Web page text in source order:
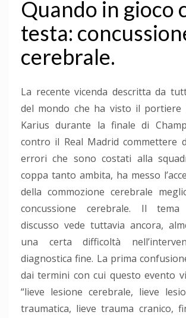
Quando in gioco
testa:
cerebrale.
La recente vicenda descritta da
del mondo che ha visto il portiere
Karius durante la finale di
contro il Real Madrid commettere
errori che sono costati alla
coppa tanto ambita, ha messo
della commozione cerebrale
concussione cerebrale. Il tema
discusso vede tuttavia ancora,
una certa difficoltà
diagnostica fine. La prima
dai termini con cui questo evento
“lieve lesione cerebrale, lieve
traumatica, lieve trauma cranico,